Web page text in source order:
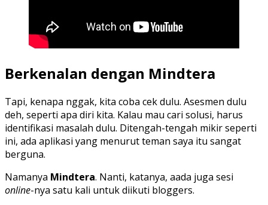
Berkenalan dengan Mindtera
Tapi, kenapa nggak, kita coba cek dulu. Asesmen dulu
deh, seperti apa diri kita. Kalau mau cari solusi, harus
identifikasi masalah dulu. Ditengah-tengah mikir seperti
ini, ada aplikasi yang menurut teman saya itu sangat
berguna.
Namanya Mindtera. Nanti, katanya, aada juga sesi
online-nya satu kali untuk diikuti bloggers.